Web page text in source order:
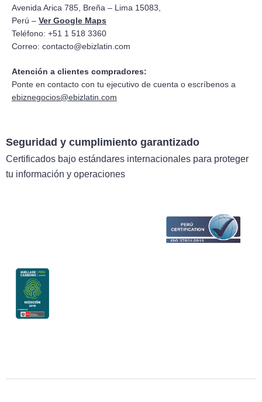
Avenida Arica 785, Breña – Lima 15083,
Perú – Ver Google Maps
Teléfono: +51 1 518 3360
Correo: contacto@ebizlatin.com
Atención a clientes compradores:
Ponte en contacto con tu ejecutivo de cuenta o escríbenos a
ebiznegocios@ebizlatin.com
Seguridad y cumplimiento garantizado
Certificados bajo estándares internacionales para proteger
tu información y operaciones